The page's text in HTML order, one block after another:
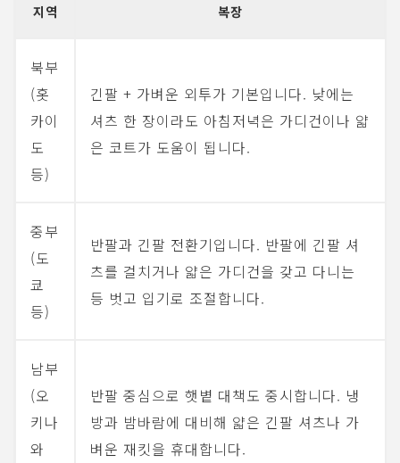
지역 복장
북부
(홋
카이
도
등)
긴팔 + 가벼운 외투가 기본입니다. 낮에는
셔츠 한 장이라도 아침저녁은 가디건이나 얇
은 코트가 도움이 됩니다.
중부
(도
쿄
등)
반팔과 긴팔 전환기입니다. 반팔에 긴팔 셔
츠를 걸치거나 얇은 가디건을 갖고 다니는
등 벗고 입기로 조절합니다.
남부
(오
키나
와
반팔 중심으로 햇볕 대책도 중시합니다. 냉
방과 밤바람에 대비해 얇은 긴팔 셔츠나 가
벼운 재킷을 휴대합니다.